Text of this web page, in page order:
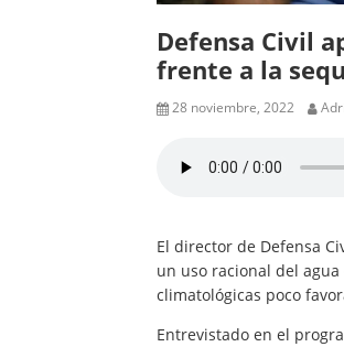
Defensa Civil
frente a la
28 noviembre, 2022
El director de Defensa
un uso racional del
climatológicas poco
Entrevistado en el